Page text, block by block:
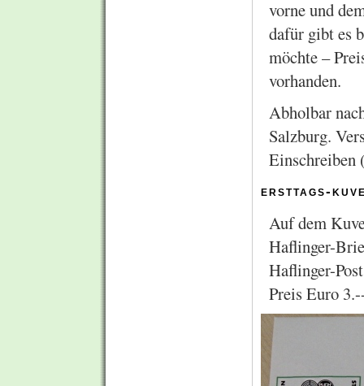
vorne und
dafür gibt es
möchte –
vorhanden.
Abholbar
Salzburg.
Einschreiben
ersttags-
Auf dem
Haflinger-
Haflinger-
Preis Euro